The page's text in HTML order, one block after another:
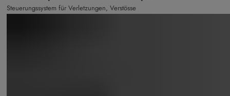
Steuerungssystem für Verletzungen, Verstösse